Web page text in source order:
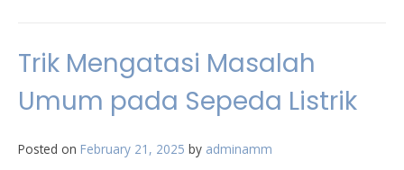
Trik Mengatasi Masalah
Umum pada Sepeda Listrik
Posted on February 21, 2025 by adminamm